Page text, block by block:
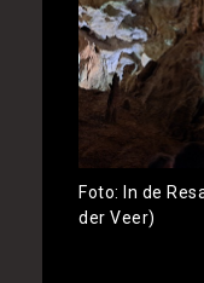
Foto: In de
der Veer)